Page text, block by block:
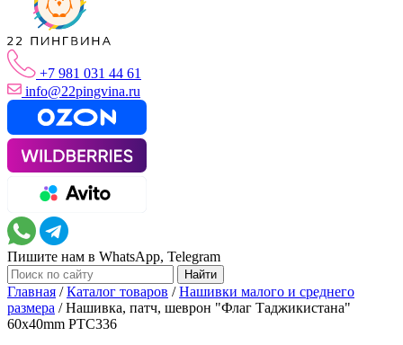
+7 981 031 44 61
info@22pingvina.ru
Пишите нам в WhatsApp, Telegram
Главная /Каталог товаров /Нашивки малого и среднего
размера /Нашивка, патч, шеврон "Флаг Таджикистана"
60x40mm PTC336